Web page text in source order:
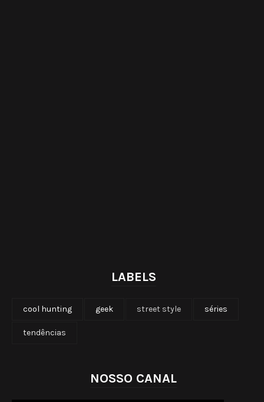
LABELS
cool hunting geek street style séries
tendências
NOSSO CANAL